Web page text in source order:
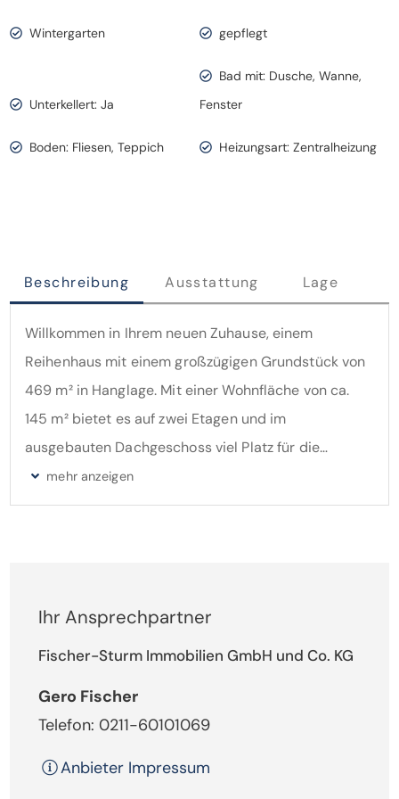
Wintergarten gepflegt
Unterkellert: Ja
Bad mit: Dusche, Wanne,
Fenster
Boden: Fliesen, Teppich Heizungsart: Zentralheizung
Beschreibung Ausstattung Lage
Willkommen in Ihrem neuen Zuhause, einem
Reihenhaus mit einem großzügigen Grundstück von
469 m² in Hanglage. Mit einer Wohnfläche von ca.
145 m² bietet es auf zwei Etagen und im
ausgebauten Dachgeschoss viel Platz für die
gesamte Familie.
Wintergarten erweitert wurde. Dieser bietet Zugang
zur angrenzenden Terrasse und zum südlich
sorgt ein Kamin im Wohnbereich für eine behagliche
Atmosphäre.
Ihr Ansprechpartner
Fischer-Sturm Immobilien GmbH und Co. KG
Gero Fischer
Telefon: 0211-60101069
Anbieter Impressum